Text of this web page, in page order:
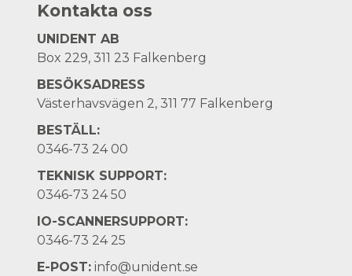
Kontakta oss
UNIDENT AB
Box 229, 311 23 Falkenberg
BESÖKSADRESS
Västerhavsvägen 2, 311 77 Falkenberg
BESTÄLL:
0346-73 24 00
TEKNISK SUPPORT:
0346-73 24 50
IO-SCANNERSUPPORT:
0346-73 24 25
E-POST: info@unident.se